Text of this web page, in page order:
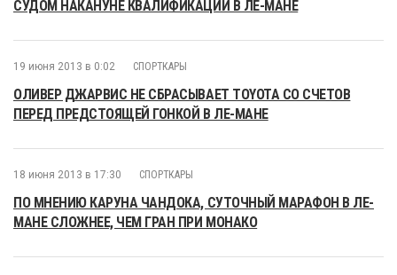
СУДОМ НАКАНУНЕ КВАЛИФИКАЦИИ В ЛЕ-МАНЕ
19 июня 2013 в 0:02 СПОРТКАРЫ
ОЛИВЕР ДЖАРВИС НЕ СБРАСЫВАЕТ TOYOTA СО СЧЕТОВ
ПЕРЕД ПРЕДСТОЯЩЕЙ ГОНКОЙ В ЛЕ-МАНЕ
18 июня 2013 в 17:30 СПОРТКАРЫ
ПО МНЕНИЮ КАРУНА ЧАНДОКА, СУТОЧНЫЙ МАРАФОН В ЛЕ-
МАНЕ СЛОЖНЕЕ, ЧЕМ ГРАН ПРИ МОНАКО